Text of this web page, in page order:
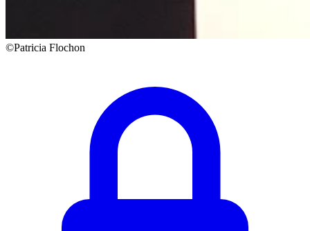
©Patricia Flochon